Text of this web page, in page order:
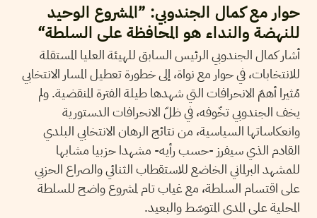
حوار مع كمال الجندوبي: ”المشروع الوحيد
للنهضة والنداء هو المحافظة على السلطة“
أشار كمال الجندوبي الرئيس السابق للهيئة العليا المستقلة
للانتخابات، في حوار مع نواة، إلى خطورة تعطيل المسار الانتخابي
مُثيرا أهمّ الانحرافات التي شهدها طيلة الفترة المنقضية. ولم
يخف الجندوبي تخّوفه، في ظلّ الانحرافات الدستورية
وانعكاساتها السياسية، من نتائج الرهان الانتخابي البلدي
القادم الذي سيفرز -حسب رأيه- مشهدا حزبيا مشابها
للمشهد البرلماني الخاضع للاستقطاب الثنائي والصراع الحزبي
على اقتسام السلطة، مع غياب تام لمشروع واضح للسلطة
المحلية على المدى المتوسّط والبعيد.